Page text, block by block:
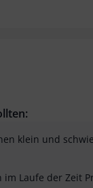
klein und
Laufe der Zeit